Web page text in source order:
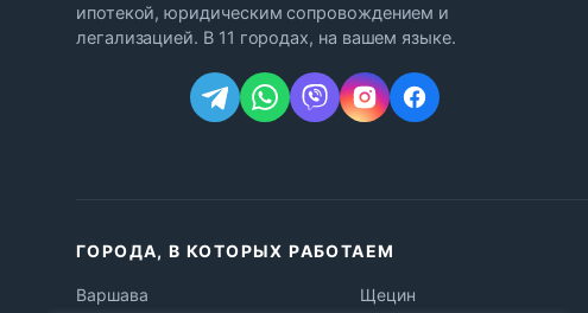
ипотекой, юридическим сопровождением и
легализацией. В 11 городах, на вашем языке.
ГОРОДА, В КОТОРЫХ РАБОТАЕМ
Варшава Щецин